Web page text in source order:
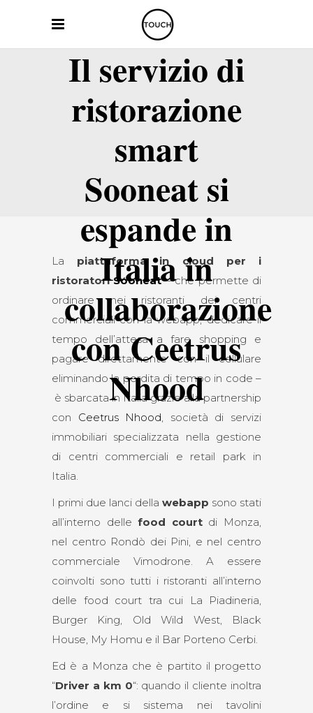
Il servizio di
ristorazione
smart
Sooneat si
espande in
Italia in
collaborazione
con Ceetrus
Nhood
La piattaforma in cloud per i
ristoratori Sooneat– che permette di
ordinare nei ristoranti dei centri
commerciali con la webapp, dedicare il
tempo dell’attesa a fare shopping e
pagare direttamente con il cellulare
eliminando la perdita di tempo in code –
è sbarcata in Italia grazie alla partnership
con Ceetrus Nhood, società di servizi
immobiliari specializzata nella gestione
di centri commerciali e retail park in
Italia.
I primi due lanci della webapp sono stati
all’interno dellefood courtdi Monza,
nel centro Rondò dei Pini, e nel centro
commerciale Vimodrone. A essere
coinvolti sono tutti i ristoranti all’interno
delle food court tra cui La Piadineria,
Burger King, Old Wild West, Black
House, My Homu e il Bar Porteno Cerbi.
Ed è a Monza che è partito il progetto
“Driver a km 0“: quando il cliente inoltra
l’ordine e si sistema nei tavolini